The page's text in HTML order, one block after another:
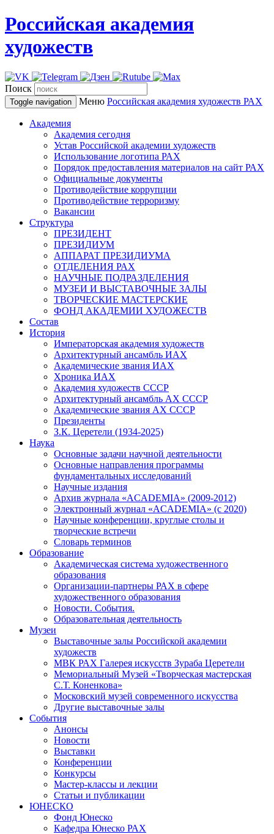
Российская академия
художеств
Поиск
Toggle navigation Меню Российская академия художеств РАХ
Академия
Академия сегодня
Устав Российской академии художеств
Использование логотипа РАХ
Порядок предоставления материалов на сайт РАХ
Официальные документы
Противодействие коррупции
Противодействие терроризму
Вакансии
Структура
ПРЕЗИДЕНТ
ПРЕЗИДИУМ
АППАРАТ ПРЕЗИДИУМА
ОТДЕЛЕНИЯ РАХ
НАУЧНЫЕ ПОДРАЗДЕЛЕНИЯ
МУЗЕИ И ВЫСТАВОЧНЫЕ ЗАЛЫ
ТВОРЧЕСКИЕ МАСТЕРСКИЕ
ФОНД АКАДЕМИИ ХУДОЖЕСТВ
Состав
История
Императорская академия художеств
Архитектурный ансамбль ИАХ
Академические звания ИАХ
Хроника ИАХ
Академия художеств СССР
Архитектурный ансамбль АХ СССР
Академические звания АХ СССР
Президенты
З.К. Церетели (1934-2025)
Наука
Основные задачи научной деятельности
Основные направления программы
фундаментальных исследований
Научные издания
Архив журнала «ACADEMIA» (2009-2012)
Электронный журнал «ACADEMIA» (с 2020)
Научные конференции, круглые столы и
творческие встречи
Словарь терминов
Образование
Академическая система художественного
образования
Организации-партнеры РАХ в сфере
художественного образования
Новости. События.
Образовательная деятельность
Музеи
Выставочные залы Российской академии
художеств
МВК РАХ Галерея искусств Зураба Церетели
Мемориальный Музей «Творческая мастерская
С.Т. Коненкова»
Московский музей современного искусства
Другие выставочные залы
События
Анонсы
Новости
Выставки
Конференции
Конкурсы
Мастер-классы и лекции
Статьи и публикации
ЮНЕСКО
Фонд Юнеско
Кафедра Юнеско РАХ